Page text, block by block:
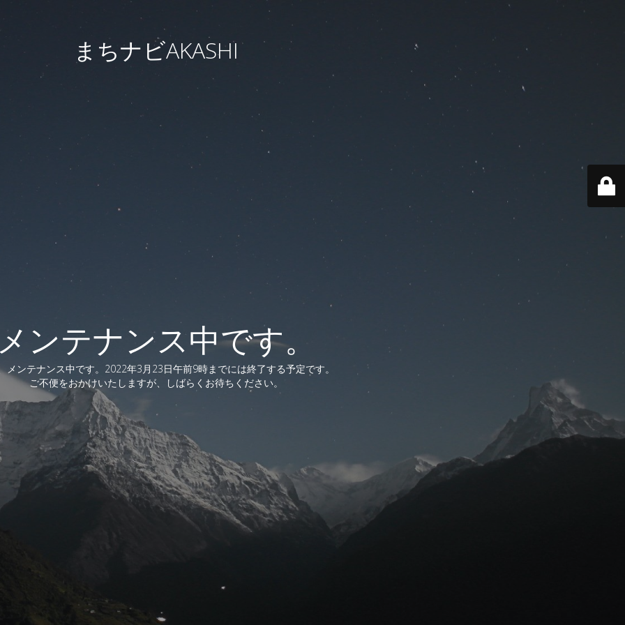
まちナビAKASHI
ンテナンス中です。
メンテナンス中です。2022年3月23日午前9時までには終了する予定です。
ご不便をおかけいたしますが、しばらくお待ちください。